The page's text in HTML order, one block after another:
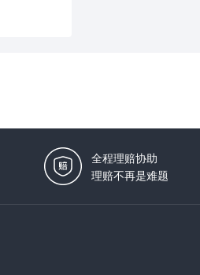
全程理赔协助
理赔不再是难题